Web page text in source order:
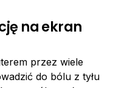
na ekran
przez wiele
do bólu z tyłu